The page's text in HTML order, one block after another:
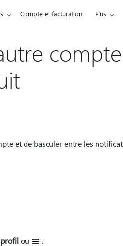
Compte et facturation Plus
et de basculer entre les
ou .